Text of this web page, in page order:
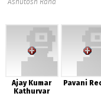
Ashutosh Rana
Ajay Kumar
Kathurvar
Pavani